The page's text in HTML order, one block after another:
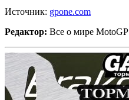
Источник: gpone.com
Редактор: Все о мире MotoGP